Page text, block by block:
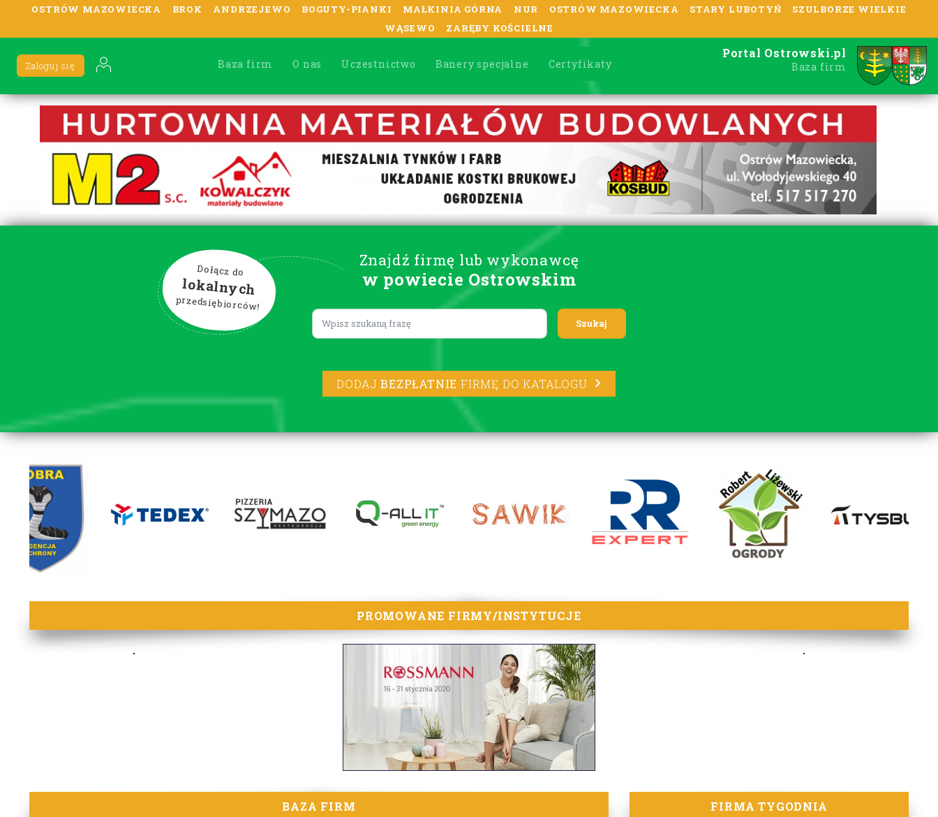
OSTRÓW MAZOWIECKA BROK ANDRZEJEWO BOGUTY-PIANKI MAŁKINIA GÓRNA NUR OSTRÓW MAZOWIECKA STARY LUBOTYŃ
SZULBORZE WIELKIE
WĄSEWO
ZARĘBY KOŚCIELNE
Baza firm O nas Uczestnictwo Banery specjalne Certyfikaty
Zaloguj się
Portal Ostrowski.pl
Baza firm
Znajdź firmę lub wykonawcę
w powiecie Ostrowskim
Dołącz do
lokalnych
przedsiębiorców!
Lorem ipsum
DODAJBEZPŁATNIE FIRMĘ DO KATALOGU
lorem ipsum
PROMOWANE FIRMY/INSTYTUCJE
BAZA FIRM FIRMA TYGODNIA